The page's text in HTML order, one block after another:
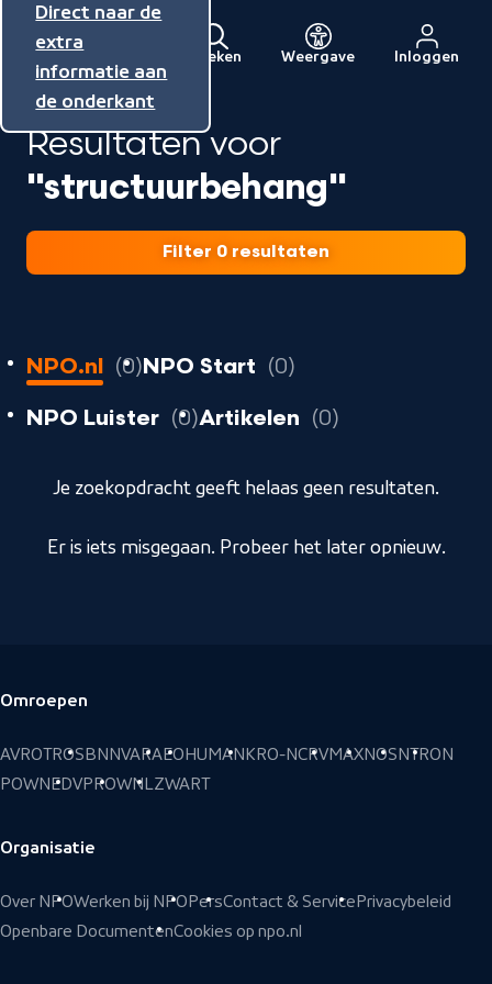
Direct naar de
inhoud
Direct naar de
hoofdnavigatie
Direct naar de
extra
informatie aan
de onderkant
Menu
Naar
de
beginpagina
van
NPO
Zoeken Weergave Inloggen
Resultaten voor
"structuurbehang"
Filter 0 resultaten
0
resultaten
geladen
NPO.nl 0 resultaten
NPO Start 0
NPO Luister
0 resultaten
Artikelen 0
Je zoekopdracht geeft helaas geen resultaten.
Er is iets misgegaan. Probeer het later opnieuw.
Voettekst
Omroepen
AVROTROS BNNVARAEO HUMAN KRO-NCRVMAXNOS NTRON
POWNEDVPROWNLZWART
Organisatie
Over NPOWerken bij NPO PersContact & Service Privacybeleid
Openbare DocumentenCookies op npo.nl